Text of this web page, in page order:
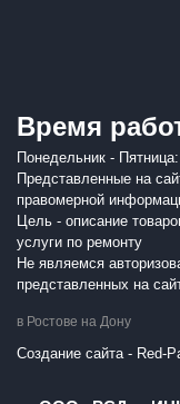
Время
Понедельник -
Представленные на
правомерной
Цель - описание
услуги по ремонту
Не являемся
представленных на
в Ростове на Дону
Создание сайта - Red-